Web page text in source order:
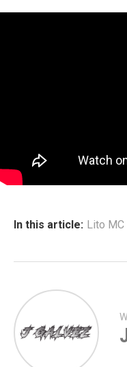
In this article: Lito